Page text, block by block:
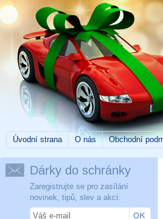
Úvodní strana O nás Obchodní
Dárky do schránky
Zaregistrujte se pro zasílání
novinek, tipů, slev a akcí.